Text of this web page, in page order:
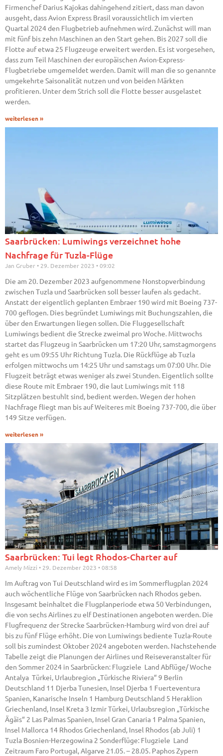
Firmenchef Darius Kajokas dahingehend zitiert, dass man davon
ausgeht, dass Avion Express Brasil voraussichtlich im vierten
Quartal 2024 den Flugbetrieb aufnehmen wird. Zunächst will man
mit fünf bis zehn Maschinen an den Start gehen. Bis 2027 soll die
Flotte auf etwa 25 Flugzeuge erweitert werden. Es ist vorgesehen,
dass zum Teil Maschinen der europäischen Avion-Express-
Flugbetriebe umgemeldet werden. Damit will man die so genannte
umgekehrte Saisonalität nutzen und von beiden Märkten
profitieren. Unter dem Strich soll die Flotte besser ausgelastet
werden.
weiterlesen »
Saarbrücken: Lumiwings verzeichnet hohe
Nachfrage für Tuzla-Flüge
Jan Gruber 29. Dezember 2023 09:02
Die am 20. Dezember 2023 aufgenommene Nonstopverbindung
zwischen Tuzla und Saarbrücken soll besser laufen als gedacht.
Anstatt der eigentlich geplanten Embraer 190 wird mit Boeing 737-
700 geflogen. Dies begründet Lumiwings mit Buchungszahlen, die
über den Erwartungen liegen sollen. Die Fluggesellschaft
Lumiwings bedient die Strecke zweimal pro Woche. Mittwochs
startet das Flugzeug in Saarbrücken um 17:20 Uhr, samstagmorgens
geht es um 09:55 Uhr Richtung Tuzla. Die Rückflüge ab Tuzla
erfolgen mittwochs um 14:25 Uhr und samstags um 07:00 Uhr. Die
Flugzeit beträgt etwas weniger als zwei Stunden. Eigentlich sollte
diese Route mit Embraer 190, die laut Lumiwings mit 118
Sitzplätzen bestuhlt sind, bedient werden. Wegen der hohen
Nachfrage fliegt man bis auf Weiteres mit Boeing 737-700, die über
149 Sitze verfügen.
weiterlesen »
Saarbrücken: Tui legt Rhodos-Charter auf
Amely Mizzi 29. Dezember 2023 08:58
Im Auftrag von Tui Deutschland wird es im Sommerflugplan 2024
auch wöchentliche Flüge von Saarbrücken nach Rhodos geben.
Insgesamt beinhaltet die Flugplanperiode etwa 50 Verbindungen,
die von sechs Airlines zu elf Destinationen angeboten werden. Die
Flugfrequenz der Strecke Saarbrücken-Hamburg wird von drei auf
bis zu fünf Flüge erhöht. Die von Lumiwings bediente Tuzla-Route
soll bis zumindest Oktober 2024 angeboten werden. Nachstehende
Tabelle zeigt die Planungen der Airlines und Reiseveranstalter für
den Sommer 2024 in Saarbrücken: Flugziele Land Abflüge/ Woche
Antalya Türkei, Urlaubregion „Türkische Riviera“ 9 Berlin
Deutschland 11 Djerba Tunesien, Insel Djerba 1 Fuerteventura
Spanien, Kanarische Inseln 1 Hamburg Deutschland 5 Heraklion
Griechenland, Insel Kreta 3 Izmir Türkei, Urlaubsregion „Türkische
Ägäis“ 2 Las Palmas Spanien, Insel Gran Canaria 1 Palma Spanien,
Insel Mallorca 14 Rhodos Griechenland, Insel Rhodos (ab Juli) 1
Tuzla Bosnien-Herzegowina 2 Sonderflüge: Flugziele Land
Zeitraum Faro Portugal, Algarve 21.05. – 28.05. Paphos Zypern